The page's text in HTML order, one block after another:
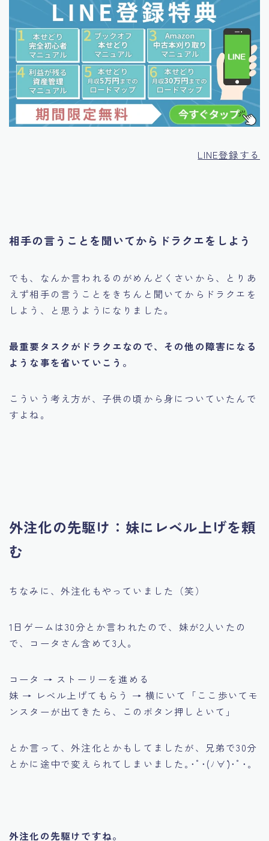
LINE登録する
相手の言うことを聞いてからドラクエをしよう
でも、なんか言われるのがめんどくさいから、とりあ
えず相手の言うことをきちんと聞いてからドラクエを
しよう、と思うようになりました。
最重要タスクがドラクエなので、その他の障害になる
ような事を省いていこう。
こういう考え方が、子供の頃から身についていたんで
すよね。
外注化の先駆け：妹にレベル上げを頼
む
ちなみに、外注化もやっていました（笑）
1日ゲームは30分とか言われたので、妹が2人いたの
で、コータさん含めて3人。
コータ → ストーリーを進める
妹 → レベル上げてもらう → 横にいて「ここ歩いてモ
ンスターが出てきたら、このボタン押しといて」
とか言って、外注化とかもしてましたが、兄弟で30分
とかに途中で変えられてしまいました｡･ﾟ･(ﾉ∀`)･ﾟ･｡
外注化の先駆けですね。